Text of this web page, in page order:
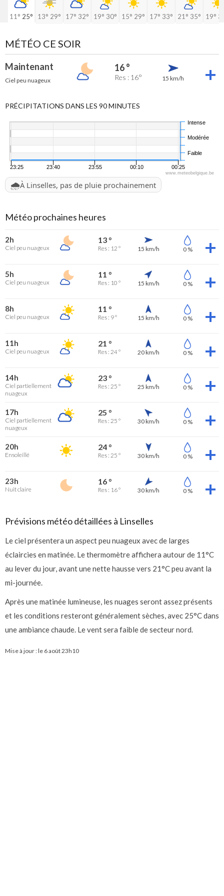
11° 25° 13° 29° 17° 32° 19° 30° 15° 29° 17° 33° 21° 35° 19°
MÉTÉO CE SOIR
Maintenant
Ciel peu nuageux
16 °
Res : 16° 15 km/h
PRÉCIPITATIONS DANS LES 90 MINUTES
23:25 23:40 23:55 00:10 00:25
Faible
Modérée
Intense
www.meteobelgique.be
🌧️À Linselles, pas de pluie prochainement
Météo prochaines heures
2h
Ciel peu nuageux
13 °
Res : 12 ° 15 km/h 0 %
5h
Ciel peu nuageux
11 °
Res : 10 ° 15 km/h 0 %
8h
Ciel peu nuageux
11 °
Res : 9 ° 15 km/h 0 %
11h
Ciel peu nuageux
21 °
Res : 24 ° 20 km/h 0 %
14h
Ciel partiellement
nuageux
23 °
Res : 25 ° 25 km/h 0 %
17h
Ciel partiellement
nuageux
25 °
Res : 25 ° 30 km/h 0 %
20h
Ensoleillé
24 °
Res : 25 ° 30 km/h 0 %
23h
Nuit claire
16 °
Res : 16 ° 30 km/h 0 %
Prévisions météo détaillées à Linselles
Le ciel présentera un aspect peu nuageux avec de larges
éclaircies en matinée. Le thermomètre affichera autour de 11°C
au lever du jour, avant une nette hausse vers 21°C peu avant la
mi-journée.
Après une matinée lumineuse, les nuages seront assez présents
et les conditions resteront généralement sèches, avec 25°C dans
une ambiance chaude. Le vent sera faible de secteur nord.
Mise à jour : le 6 août 23h10